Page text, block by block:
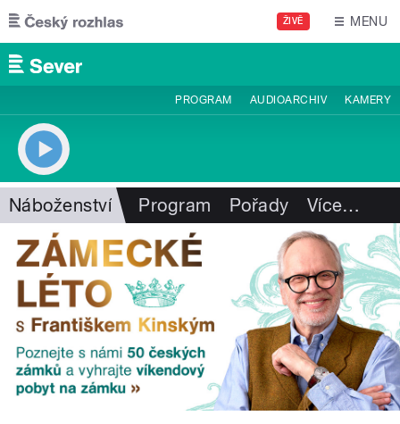
Přejít k hlavnímu obsahu
ŽIVĚ MENU
PROGRAM AUDIOARCHIV KAMERY
Náboženství Program Pořady Více…